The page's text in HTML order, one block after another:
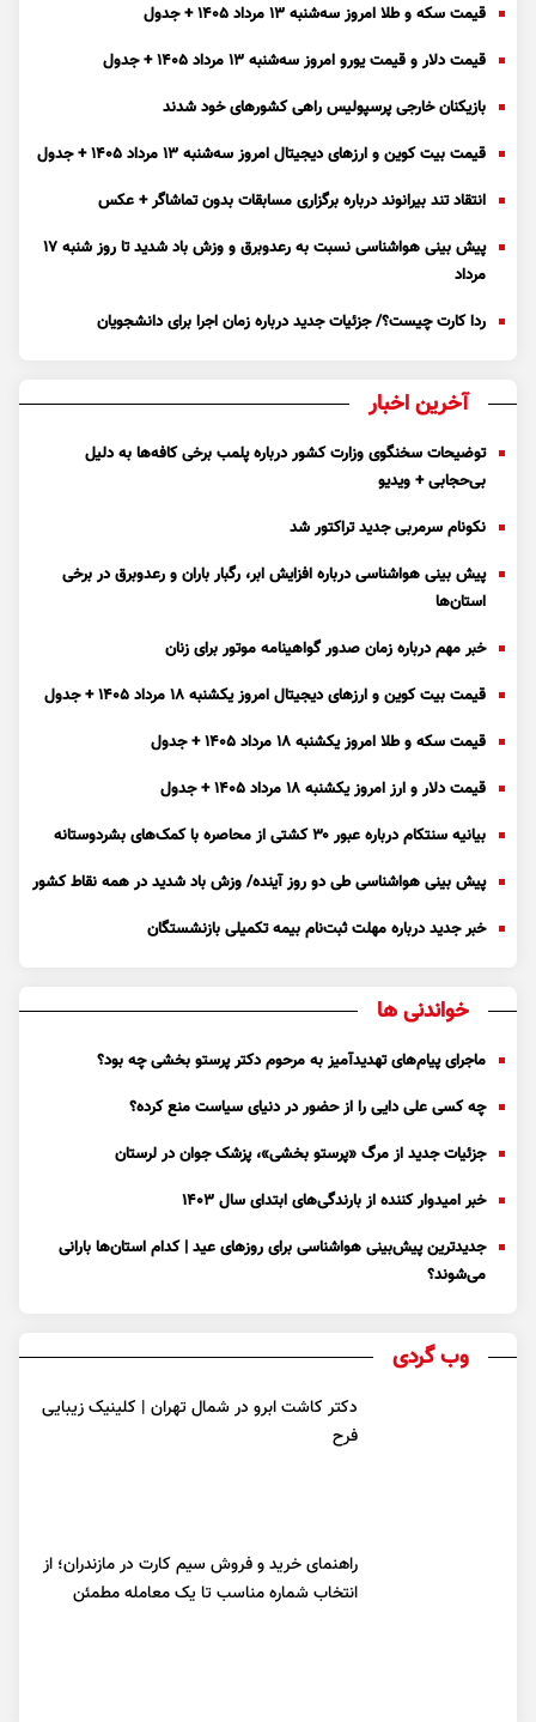
قیمت سکه و طلا امروز سه‌شنبه ۱۳ مرداد ۱۴۰۵ + جدول
قیمت دلار و قیمت یورو امروز سه‌شنبه ۱۳ مرداد ۱۴۰۵ + جدول
بازیکنان خارجی پرسپولیس راهی کشور‌های خود شدند
قیمت بیت کوین و ارز‌های دیجیتال امروز سه‌شنبه ۱۳ مرداد ۱۴۰۵ + جدول
انتقاد تند بیرانوند درباره برگزاری مسابقات بدون تماشاگر + عکس
پیش بینی هواشناسی نسبت به رعدوبرق و وزش باد شدید تا روز شنبه ۱۷
مرداد
ردا کارت چیست؟/ جزئیات جدید درباره زمان اجرا برای دانشجویان
آخرین اخبار
توضیحات سخنگوی وزارت کشور درباره پلمب برخی کافه‌ها به دلیل
بی‌حجابی + ویدیو
نکونام سرمربی جدید تراکتور شد
پیش بینی هواشناسی درباره افزایش ابر، رگبار باران و رعدوبرق در برخی
استان‌ها
خبر مهم درباره زمان صدور گواهینامه موتور برای زنان
قیمت بیت کوین و ارز‌های دیجیتال امروز یکشنبه ۱۸ مرداد ۱۴۰۵ + جدول
قیمت سکه و طلا امروز یکشنبه ۱۸ مرداد ۱۴۰۵ + جدول
قیمت دلار و ارز امروز یکشنبه ۱۸ مرداد ۱۴۰۵ + جدول
بیانیه سنتکام درباره عبور ۳۰ کشتی از محاصره با کمک‌های بشردوستانه
پیش بینی هواشناسی طی دو روز آینده/ وزش باد شدید در همه نقاط کشور
خبر جدید درباره مهلت ثبت‌نام بیمه تکمیلی بازنشستگان
خواندنی ها
ماجرای پیام‌های تهدیدآمیز به مرحوم دکتر پرستو بخشی چه بود؟
چه کسی علی دایی را از حضور در دنیای سیاست منع کرده؟
جزئیات جدید از مرگ «پرستو بخشی»، پزشک جوان در لرستان
خبر امیدوار کننده از بارندگی‌های ابتدای سال ۱۴۰۳
جدیدترین پیش‌بینی هواشناسی برای روزهای عید | کدام استان‌ها بارانی
می‌شوند؟
وب گردی
دکتر کاشت ابرو در شمال تهران | کلینیک زیبایی
فرح
راهنمای خرید و فروش سیم کارت در مازندران؛ از
انتخاب شماره مناسب تا یک معامله مطمئن